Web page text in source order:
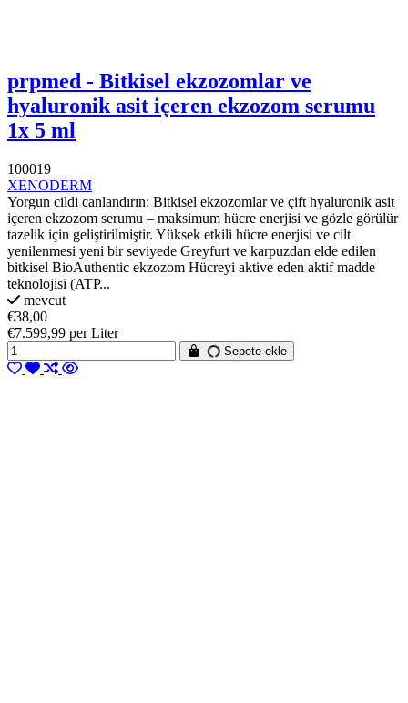
prpmed - Bitkisel ekzozomlar ve
hyaluronik asit içeren ekzozom serumu
1x 5 ml
100019
XENODERM
Yorgun cildi canlandırın: Bitkisel ekzozomlar ve çift hyaluronik asit
içeren ekzozom serumu – maksimum hücre enerjisi ve gözle görülür
tazelik için geliştirilmiştir. Yüksek etkili hücre enerjisi ve cilt
yenilenmesi yeni bir seviyede Greyfurt ve karpuzdan elde edilen
bitkisel BioAuthentic ekzozom Hücreyi aktive eden aktif madde
teknolojisi (ATP...
mevcut
€38,00
€7.599,99 per Liter
Sepete ekle